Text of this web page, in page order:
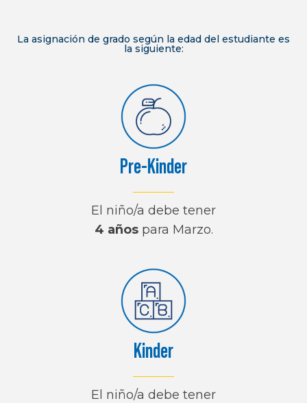
La asignación de grado según la edad del estudiante es
la siguiente:
Pre-Kinder
El niño/a debe tener
4 años para Marzo.
Kinder
El niño/a debe tener